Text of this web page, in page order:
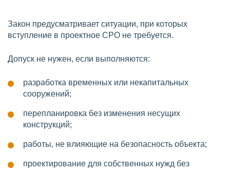
Закон предусматривает ситуации, при которых
вступление в проектное СРО не требуется.
Допуск не нужен, если выполняются:
разработка временных или некапитальных
сооружений;
перепланировка без изменения несущих
конструкций;
работы, не влияющие на безопасность объекта;
проектирование для собственных нужд без